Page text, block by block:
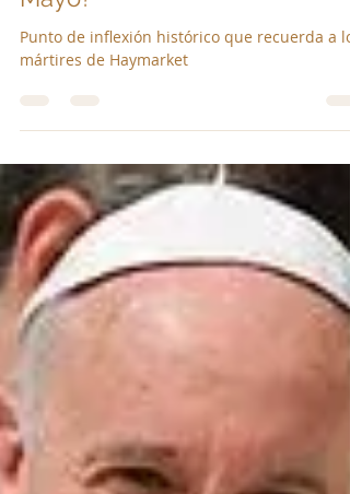
Victor Manuel Rios Mercado
30 abr 2025
2 min de lectura
¿Por que se celebra el 01 de
Mayo?
Punto de inflexión histórico que recuerda a
mártires de Haymarket